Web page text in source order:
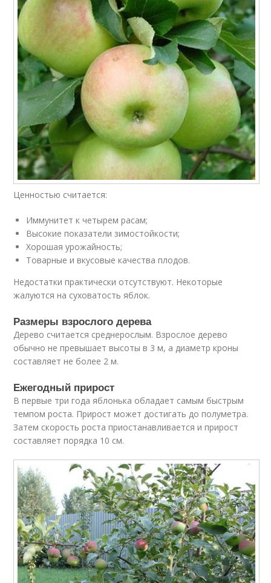
Ценностью считается:
Иммунитет к четырем расам;
Высокие показатели зимостойкости;
Хорошая урожайность;
Товарные и вкусовые качества плодов.
Недостатки практически отсутствуют. Некоторые
жалуются на суховатость яблок.
Размеры взрослого дерева
Дерево считается среднерослым. Взрослое дерево
обычно не превышает высоты в 3 м, а диаметр кроны
составляет не более 2 м.
Ежегодный прирост
В первые три года яблонька обладает самым быстрым
темпом роста. Прирост может достигать до полуметра.
Затем скорость роста приостанавливается и прирост
составляет порядка 10 см.